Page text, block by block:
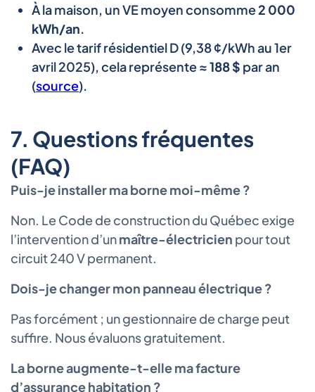
À la maison, un VE moyen consomme2 000
kWh/an.
Avec le tarif résidentiel D (9,38 ¢/kWh au 1er
avril 2025), cela représente≈ 188 $ par an
(source).
7. Questions fréquentes
(FAQ)
Puis-je installer ma borne moi-même ?
Non. Le Code de construction du Québec exige
l’intervention d’unmaître-électricien pour tout
circuit 240 V permanent.
Dois-je changer mon panneau électrique ?
Pas forcément ; un gestionnaire de charge peut
suffire. Nous évaluons gratuitement.
La borne augmente-t-elle ma facture
d’assurance habitation ?